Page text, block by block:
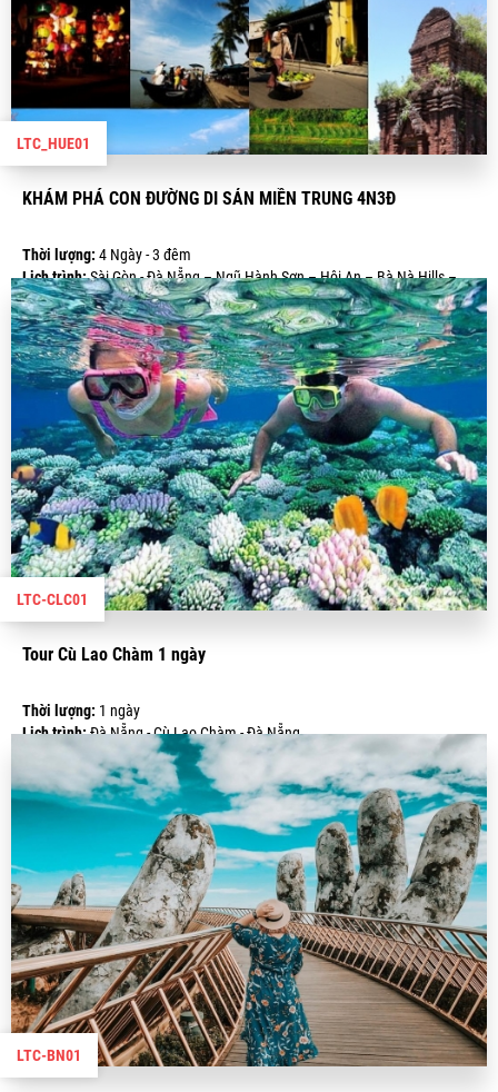
LTC_HUE01
KHÁM PHÁ CON ĐƯỜNG DI SẢN MIỀN TRUNG 4N3Đ
Thời lượng: 4 Ngày - 3 đêm
Lịch trình:Sài Gòn - Đà Nẵng – Ngũ Hành Sơn – Hội An – Bà Nà Hills –
Động Thiên Đường – Kinh Thành Huế - Quảng Bình
Giá:4.690.000 VND
LTC-CLC01
Tour Cù Lao Chàm 1 ngày
Thời lượng: 1 ngày
Lịch trình:Đà Nẵng - Cù Lao Chàm - Đà Nẵng
600.000 VND
LTC-BN01